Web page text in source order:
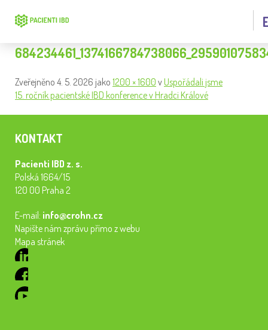
Zveřejněno 4. 5. 2026 jako 1200 × 1600 v Uspořádali jsme
15. ročník pacientské IBD konference v Hradci Králové
KONTAKT
Pacienti IBD z. s.
Polská 1664/15
120 00 Praha 2
E-mail: info@crohn.cz
Napište nám zprávu přímo z webu
Mapa stránek